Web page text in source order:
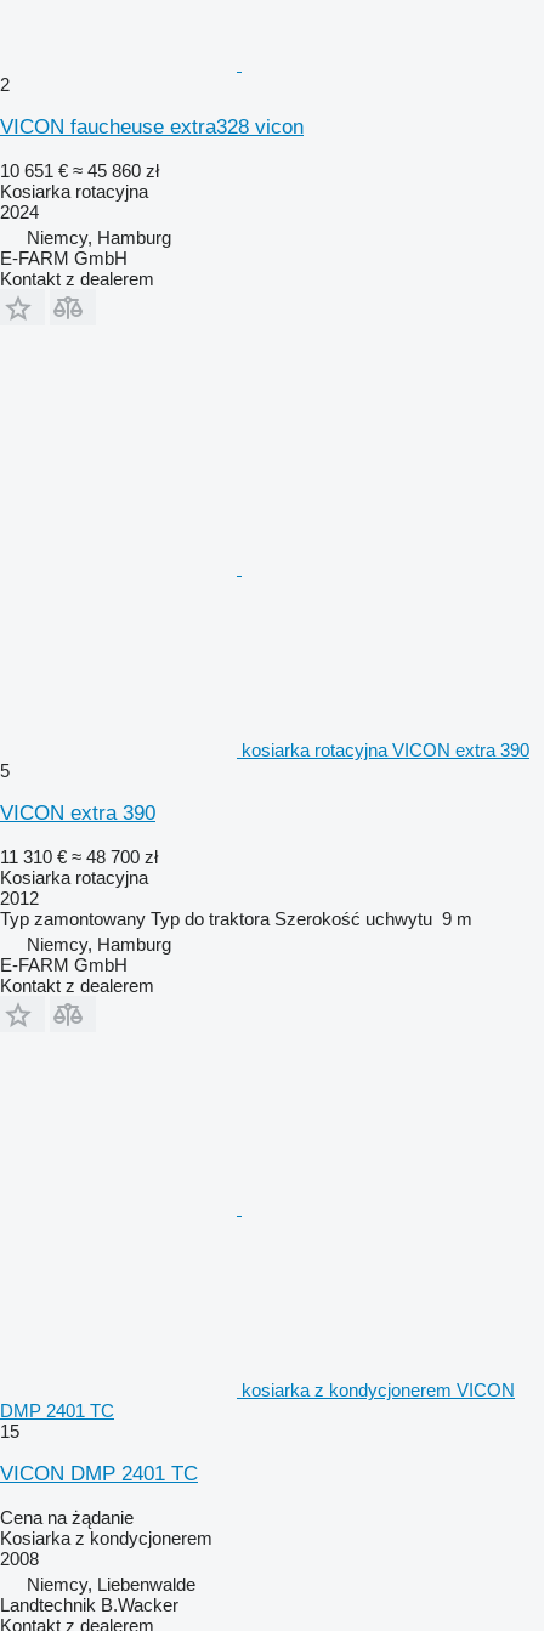
2
VICON faucheuse extra328 vicon
10 651 € ≈ 45 860 zł
Kosiarka rotacyjna
2024
Niemcy, Hamburg
E-FARM GmbH
Kontakt z dealerem
kosiarka rotacyjna VICON extra 390
5
VICON extra 390
11 310 € ≈ 48 700 zł
Kosiarka rotacyjna
2012
Typ zamontowany Typ do traktora Szerokość uchwytu 9 m
Niemcy, Hamburg
E-FARM GmbH
Kontakt z dealerem
kosiarka z kondycjonerem VICON
DMP 2401 TC
15
VICON DMP 2401 TC
Cena na żądanie
Kosiarka z kondycjonerem
2008
Niemcy, Liebenwalde
Landtechnik B.Wacker
Kontakt z dealerem